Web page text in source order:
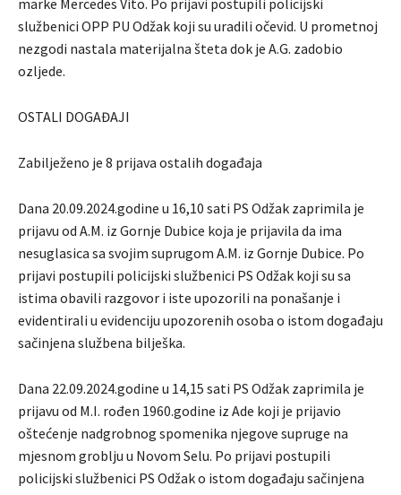
marke Mercedes Vito. Po prijavi postupili policijski
službenici OPP PU Odžak koji su uradili očevid. U prometnoj
nezgodi nastala materijalna šteta dok je A.G. zadobio
ozljede.
OSTALI DOGAĐAJI
Zabilježeno je 8 prijava ostalih događaja
Dana 20.09.2024.godine u 16,10 sati PS Odžak zaprimila je
prijavu od A.M. iz Gornje Dubice koja je prijavila da ima
nesuglasica sa svojim suprugom A.M. iz Gornje Dubice. Po
prijavi postupili policijski službenici PS Odžak koji su sa
istima obavili razgovor i iste upozorili na ponašanje i
evidentirali u evidenciju upozorenih osoba o istom događaju
sačinjena službena bilješka.
Dana 22.09.2024.godine u 14,15 sati PS Odžak zaprimila je
prijavu od M.I. rođen 1960.godine iz Ade koji je prijavio
oštećenje nadgrobnog spomenika njegove supruge na
mjesnom groblju u Novom Selu. Po prijavi postupili
policijski službenici PS Odžak o istom događaju sačinjena